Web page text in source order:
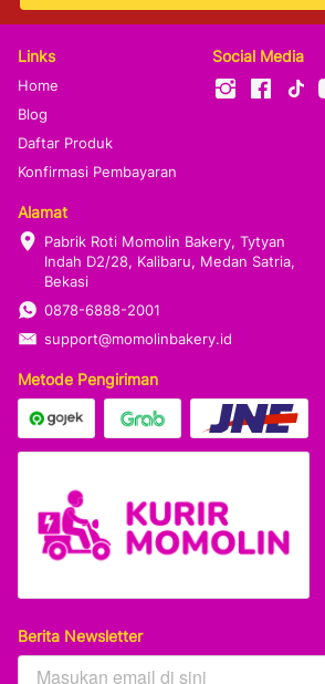
Links
Home
Blog
Daftar Produk
Konfirmasi Pembayaran
Social Media
Alamat
Pabrik Roti Momolin Bakery, Tytyan
Indah D2/28, Kalibaru, Medan Satria,
Bekasi
0878-6888-2001
support@momolinbakery.id
Metode Pengiriman
Berita Newsletter